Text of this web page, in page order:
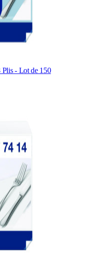
- Lot de 150